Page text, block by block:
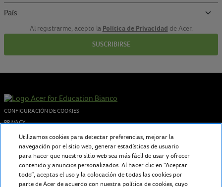
Al registrarme, acepto la Política de Privacidad de Acer.
SUSCRIBIRSE
CONFIGURACIÓN DE COOKIES
PRIVACY
COOKIES POLICY
© 2026 Acer Inc. - P.I. 02730250962
Sobre nosotros
Utilizamos cookies para detectar preferencias, mejorar la
navegación por el sitio web, generar estadísticas de usuario
para hacer que nuestro sitio web sea más fácil de usar y ofrecer
contenido y anuncios personalizados. Al hacer clic en “Aceptar
todo”, aceptas el uso y la colocación de todas las cookies por
parte de Acer de acuerdo con nuestra política de cookies, cuyo